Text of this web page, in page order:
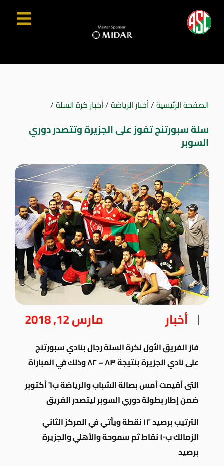
الصفحة الرئيسية/أخبار الرياضة/أخبار كرة السلة/
سلة سبورتنج تفوز على الجزيرة وتتصدر دوري
السوبر
أخبار مارس 12, 2018
فاز الفريق الأول لكرة السلة رجال بنادي سبورتنج
على نادي الجزيرة بنتيجة ٨٣ – ٨٢ وذلك في المباراة
التى أقيمت أمس بصالة الشباب والرياضة ب٦ أكتوبر
ضمن إطار بطولة دوري السوبر ليتصدر الفريق
الترتيب برصيد ١٢ نقطة ويأتي في المركز الثاني
الزمالك ب١٠ نقاط ثم سموحة والأهلي والجزيرة
برصيد